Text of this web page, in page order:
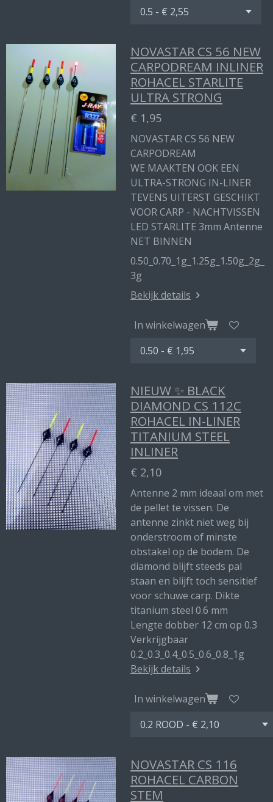
NOVASTAR CS 56 NEW
CARPODREAM INLINER
ROHACEL STARLITE
ULTRA STRONG
€ 1,95
NOVASTAR CS 56 NEW
CARPODREAM
WE MAAKTEN OOK EEN
ULTRA-STRONG IN-LINER
TEVENS UITERST GESCHIKT
VOOR CARP - NACHTVISSEN
LED STARLITE 3mm Antenne
NET BINNEN
0.50_0.70_1g_1.25g_1.50g_2g_
3g
Bekijk details
In winkelwagen
NIEUW ✨ BLACK
DIAMOND CS 112C
ROHACEL IN-LINER
TITANIUM STEEL
INLINER
€ 2,10
Antenne 2 mm ideaal om met
de pellet te vissen. De
antenne zinkt niet weg bij
onderstroom of minste
obstakel op de bodem. De
diamond blijft steeds pal
staan en blijft toch sensitief
voor schuwe carp. Dikte
titanium steel 0.6 mm
Lengte dobber 12 cm op 0.3
Verkrijgbaar
0.2_0.3_0.4_0.5_0.6_0.8_1g
Bekijk details
In winkelwagen
NOVASTAR CS 116
ROHACEL CARBON
STEM